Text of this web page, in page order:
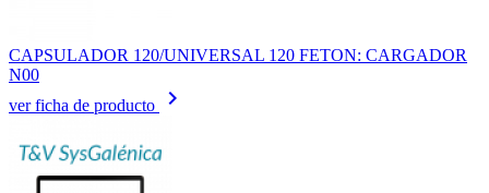
CAPSULADOR 120/UNIVERSAL 120 FETON: CARGADOR
N00
ver ficha de producto
keyboard_arrow_right